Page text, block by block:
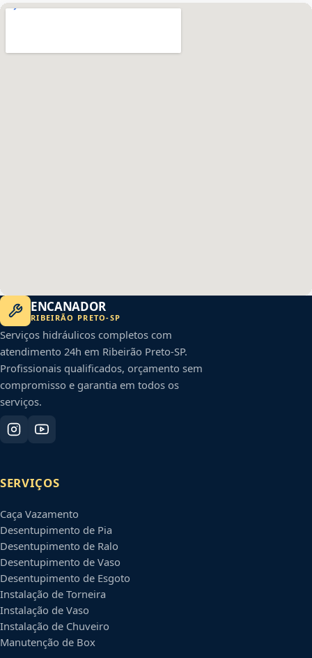
ENCANADOR
RIBEIRÃO PRETO-SP
Serviços hidráulicos completos com
atendimento 24h em Ribeirão Preto-SP.
Profissionais qualificados, orçamento sem
compromisso e garantia em todos os
serviços.
SERVIÇOS
Caça Vazamento
Desentupimento de Pia
Desentupimento de Ralo
Desentupimento de Vaso
Desentupimento de Esgoto
Instalação de Torneira
Instalação de Vaso
Instalação de Chuveiro
Manutenção de Box